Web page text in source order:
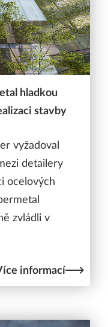
hladkou
stavby
vyžadoval
detailery
ocelových
zvládli v
informací